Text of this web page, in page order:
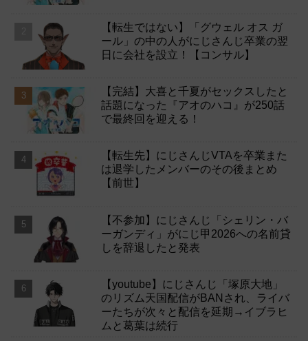
【転生ではない】「グウェル オス ガ
ール」の中の人がにじさんじ卒業の翌
日に会社を設立！【コンサル】
【完結】大喜と千夏がセックスしたと
話題になった『アオのハコ』が250話
で最終回を迎える！
【転生先】にじさんじVTAを卒業また
は退学したメンバーのその後まとめ
【前世】
【不参加】にじさんじ「シェリン・バ
ーガンディ」がにじ甲2026への名前貸
しを辞退したと発表
【youtube】にじさんじ「塚原大地」
のリズム天国配信がBANされ、ライバ
ーたちが次々と配信を延期→イブラヒ
ムと葛葉は続行